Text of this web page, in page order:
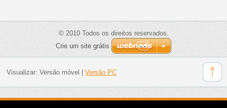
© 2010 Todos os direitos reservados.
Crie um site grátis
Visualizar: Versão móvel Versão PC